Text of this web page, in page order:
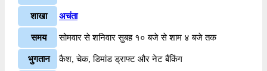
शाखा अचंता
समय सोमवार से शनिवार सुबह १० बजे से शाम ४ बजे तक
भुगतान कैश, चेक, डिमांड ड्राफ्ट और नेट बैंकिंग